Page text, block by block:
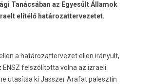
Tanácsában az Egyesült Államok
elítélő határozattervezetet.
a határozattervezet ellen irányult,
ENSZ felszólította volna az izraeli
utasítsa ki Jasszer Arafat palesztin